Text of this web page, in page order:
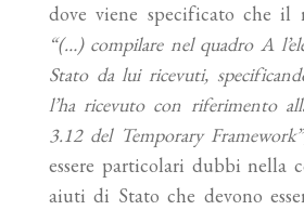
dove viene specificato che il
“(…) compilare nel quadro A
Stato da lui ricevuti,
l’ha ricevuto con riferimento
3.12 del Temporary
essere particolari dubbi nella
aiuti di Stato che devono